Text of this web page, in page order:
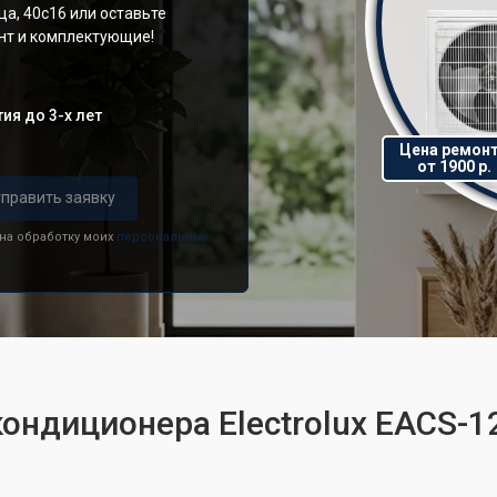
40с16 или оставьте
и комплектующие!
до 3-х лет
заявку
обработку моих персональных
Цена
от 1900 р.
Electrolux EACS-